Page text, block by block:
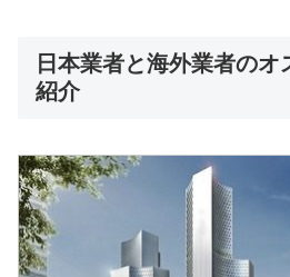
日本業者と海外業者の
紹介